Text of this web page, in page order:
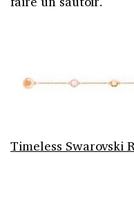
Timeless Swarovski